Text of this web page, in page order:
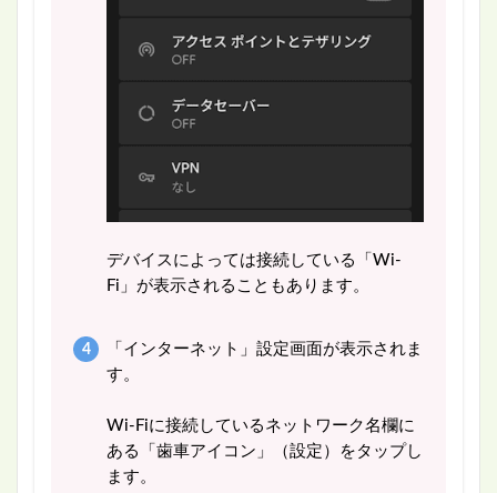
デバイスによっては接続している「Wi-
Fi」が表示されることもあります。
「インターネット」設定画面が表示されま
す。
Wi-Fiに接続しているネットワーク名欄に
ある「歯車アイコン」（設定）をタップし
ます。